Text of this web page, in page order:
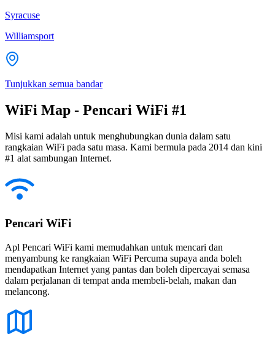
Syracuse
Williamsport
Tunjukkan semua bandar
WiFi Map - Pencari WiFi #1
Misi kami adalah untuk menghubungkan dunia dalam satu
rangkaian WiFi pada satu masa. Kami bermula pada 2014 dan kini
#1 alat sambungan Internet.
Pencari WiFi
Apl Pencari WiFi kami memudahkan untuk mencari dan
menyambung ke rangkaian WiFi Percuma supaya anda boleh
mendapatkan Internet yang pantas dan boleh dipercayai semasa
dalam perjalanan di tempat anda membeli-belah, makan dan
melancong.